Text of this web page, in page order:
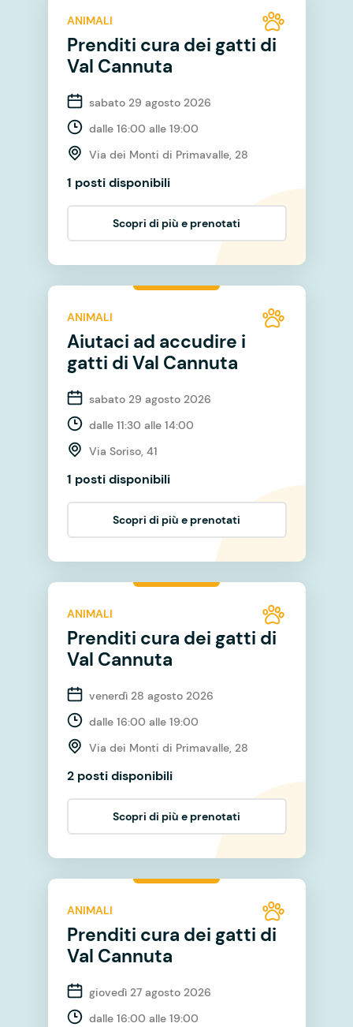
ANIMALI
Prenditi cura dei gatti di
Val Cannuta
sabato 29 agosto 2026
dalle 16:00 alle 19:00
Via dei Monti di Primavalle, 28
1 posti disponibili
Scopri di più e prenotati
ANIMALI
Aiutaci ad accudire i
gatti di Val Cannuta
sabato 29 agosto 2026
dalle 11:30 alle 14:00
Via Soriso, 41
1 posti disponibili
Scopri di più e prenotati
ANIMALI
Prenditi cura dei gatti di
Val Cannuta
venerdì 28 agosto 2026
dalle 16:00 alle 19:00
Via dei Monti di Primavalle, 28
2 posti disponibili
Scopri di più e prenotati
ANIMALI
Prenditi cura dei gatti di
Val Cannuta
giovedì 27 agosto 2026
dalle 16:00 alle 19:00